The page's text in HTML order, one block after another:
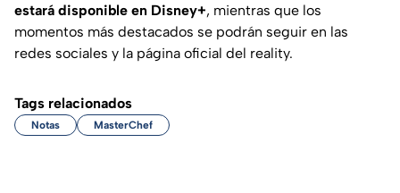
estará disponible en Disney+, mientras que los
momentos más destacados se podrán seguir en las
redes sociales y la página oficial del reality.
Tags relacionados
Notas MasterChef